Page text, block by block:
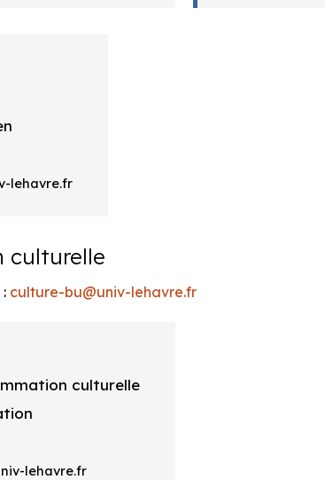
lehavre.fr
culturelle
: culture-bu@univ-lehavre.fr
culturelle
lehavre.fr